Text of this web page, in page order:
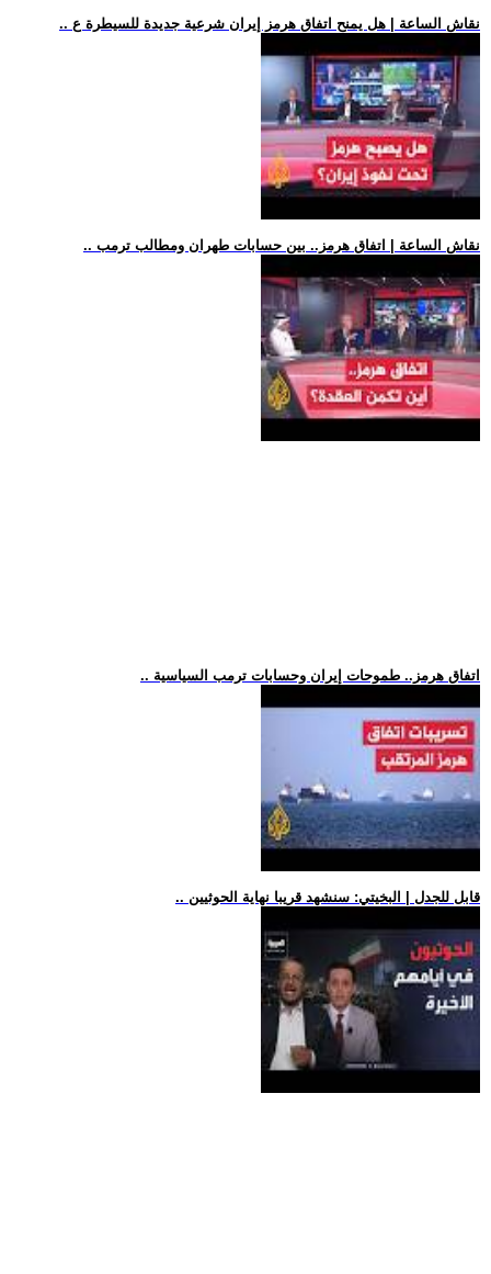
.. نقاش الساعة | هل يمنح اتفاق هرمز إيران شرعية جديدة للسيطرة ع
.. نقاش الساعة | اتفاق هرمز.. بين حسابات طهران ومطالب ترمب
.. اتفاق هرمز.. طموحات إيران وحسابات ترمب السياسية
.. قابل للجدل | البخيتي: سنشهد قريبا نهاية الحوثيين